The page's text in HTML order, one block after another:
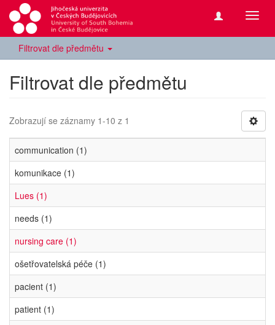
Filtrovat dle předmětu
Filtrovat dle předmětu
Zobrazují se záznamy 1-10 z 1
communication (1)
komunikace (1)
Lues (1)
needs (1)
nursing care (1)
ošetřovatelská péče (1)
pacient (1)
patient (1)